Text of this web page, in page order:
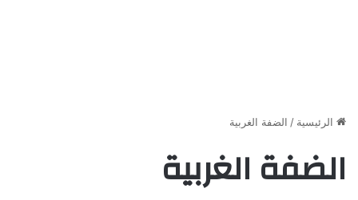
الرئيسية / الضفة الغربية
الضفة الغربية